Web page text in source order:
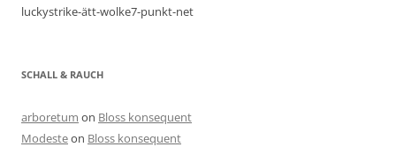
luckystrike-ätt-wolke7-punkt-net
SCHALL & RAUCH
arboretum on Bloss konsequent
Modesteon Bloss konsequent